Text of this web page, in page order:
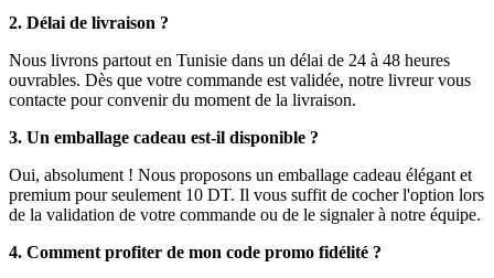
2. Délai de livraison ?
Nous livrons partout en Tunisie dans un délai de 24 à 48 heures
ouvrables. Dès que votre commande est validée, notre livreur vous
contacte pour convenir du moment de la livraison.
3. Un emballage cadeau est-il disponible ?
Oui, absolument ! Nous proposons un emballage cadeau élégant et
premium pour seulement 10 DT. Il vous suffit de cocher l'option lors
de la validation de votre commande ou de le signaler à notre équipe.
4. Comment profiter de mon code promo fidélité ?